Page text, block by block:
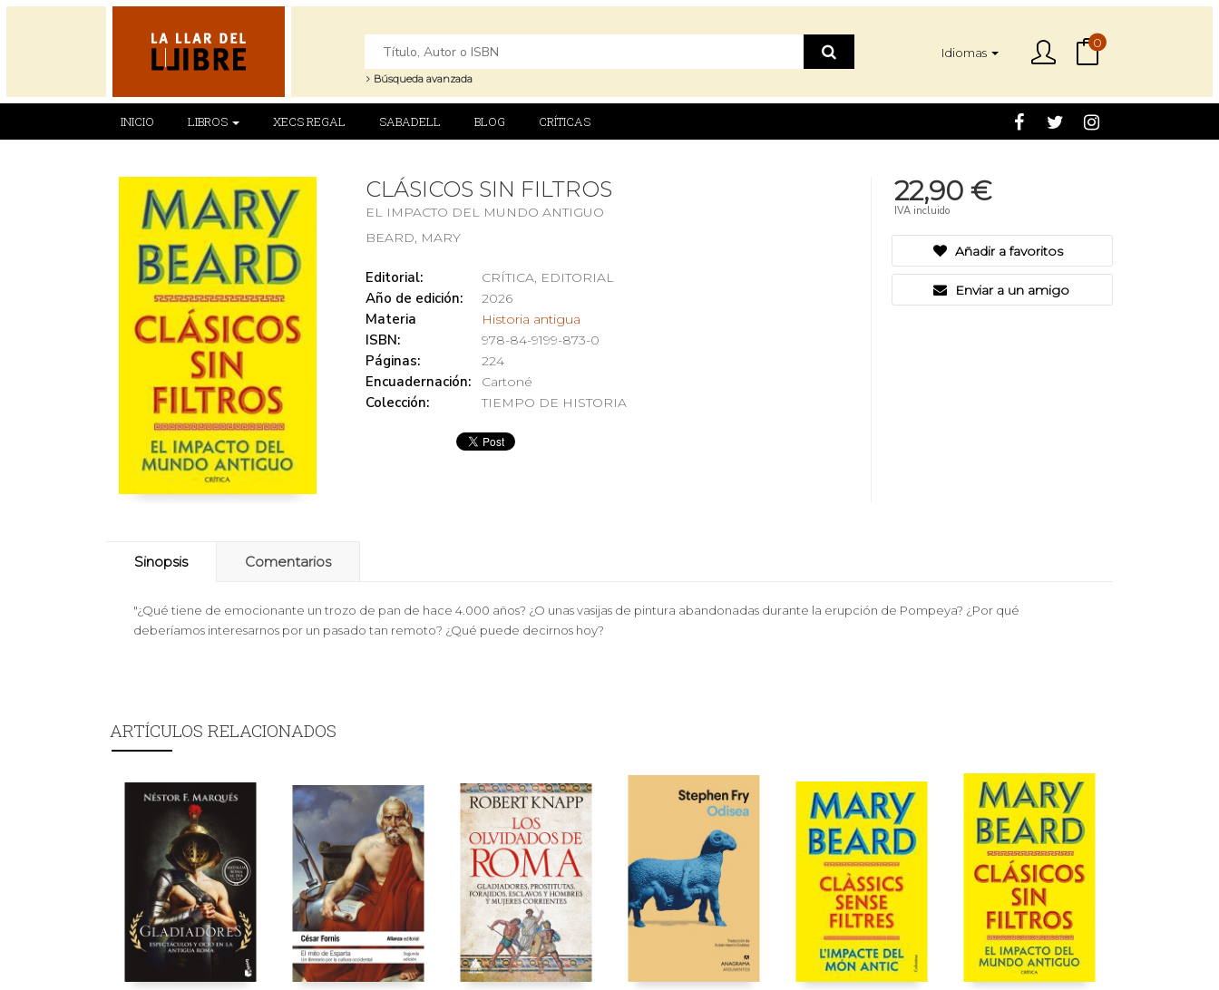
Búsqueda avanzada
Idiomas
0
INICIO LIBROS XECS REGAL SABADELL BLOG CRÍTICAS
CLÁSICOS SIN FILTROS
EL IMPACTO DEL MUNDO ANTIGUO
BEARD, MARY
Editorial: CRÍTICA, EDITORIAL
Año de edición: 2026
Materia Historia antigua
ISBN: 978-84-9199-873-0
Páginas: 224
Encuadernación: Cartoné
Colección: TIEMPO DE HISTORIA
22,90 €
IVA incluido
Añadir a favoritos
Enviar a un amigo
Sinopsis Comentarios
"¿Qué tiene de emocionante un trozo de pan de hace 4.000 años? ¿O unas vasijas de pintura abandonadas durante la erupción de Pompeya? ¿Por qué
deberíamos interesarnos por un pasado tan remoto? ¿Qué puede decirnos hoy?
ARTÍCULOS RELACIONADOS